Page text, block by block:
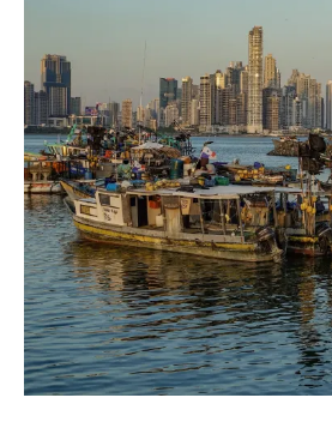
Von Hawaii geht unsere Reise
überqueren wir erstmalig die
am Vormittag des 14. Februars und
wenigen Stunden Flug am
Fidschi. Aus dem Flugzeug heraus
Satellitenbildern sieht man gut,
vielen kleinen Inseln besteht. Von
WEITERLESEN